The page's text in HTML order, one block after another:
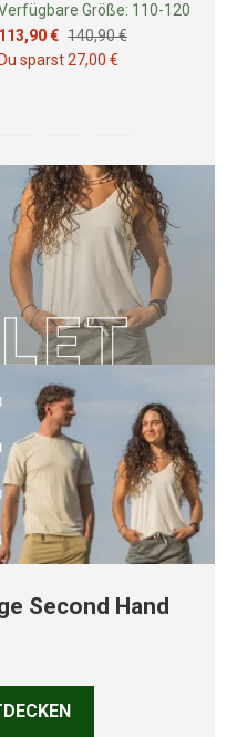
Größe: 110-120
113,90 € 140,90 €
Du sparst 27,00 €
Second Hand